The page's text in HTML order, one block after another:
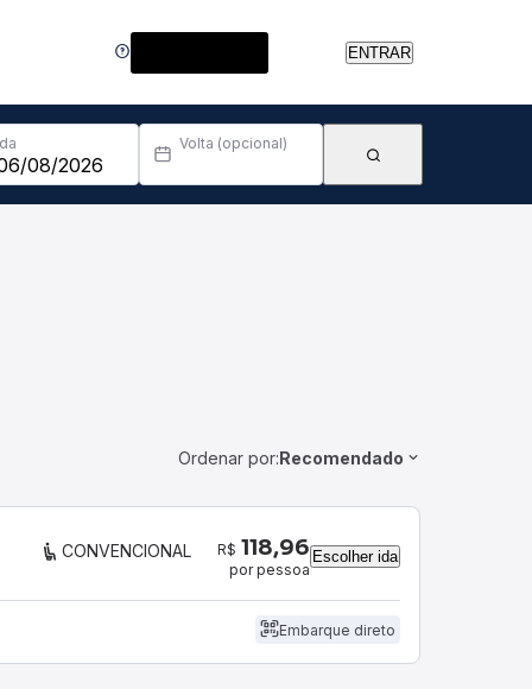
ENTRAR
Volta (opcional)
Ordenar por:Recomendado
CONVENCIONAL R$ 118,96
por pessoa
Escolher ida
Embarque direto